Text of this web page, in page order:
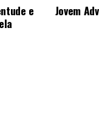
e
Jovem